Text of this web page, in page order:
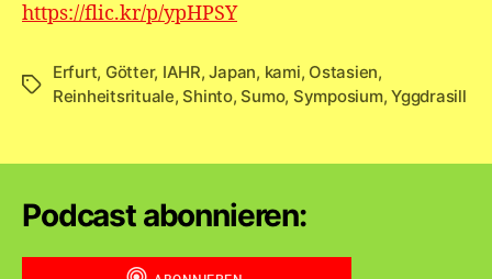
https://flic.kr/p/ypHPSY
Schlagwörter
Erfurt, Götter, IAHR,Japan, kami, Ostasien,
Reinheitsrituale, Shinto, Sumo, Symposium,Yggdrasill
Podcast abonnieren: